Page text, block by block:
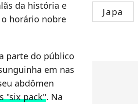
da história e
horário nobre
parte do público
em nas
abdômen
"six pack". Na
Japa